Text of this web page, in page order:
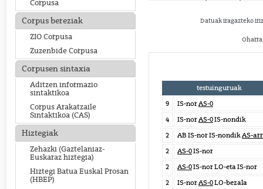
Corpusa
Corpus bereziak
ZIO Corpusa
Zuzenbide Corpusa
Corpusen sintaxia
Aditzen informazio
sintaktikoa
Corpus Arakatzaile
Sintaktikoa (CAS)
Hiztegiak
Zehazki (Gaztelaniaz-
Euskaraz hiztegia)
Hiztegi Batua Euskal Prosan
(HBEP)
Datuak iragazteko
testuinguruak
9
IS-norAS-0
4
IS-norAS-0IS-nondik
2
AB IS-nor IS-nondikAS-
2
AS-0IS-nor
2
AS-0IS-nor LO-eta IS-nor
2
IS-norAS-0LO-bezala